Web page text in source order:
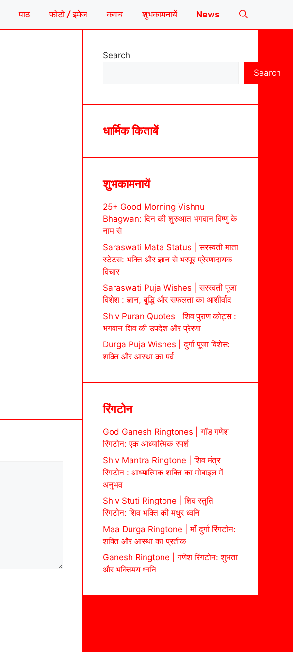
पाठ फोटो / इमेज कवच शुभकामनायें News
Search
Search
धार्मिक किताबें
शुभकामनायें
25+ Good Morning Vishnu
Bhagwan: दिन की शुरुआत भगवान विष्णु के
नाम से
Saraswati Mata Status | सरस्वती माता
स्टेटस: भक्ति और ज्ञान से भरपूर प्रेरणादायक
विचार
Saraswati Puja Wishes | सरस्वती पूजा
विशेश : ज्ञान, बुद्धि और सफलता का आशीर्वाद
Shiv Puran Quotes | शिव पुराण कोट्स :
भगवान शिव की उपदेश और प्रेरणा
Durga Puja Wishes | दुर्गा पूजा विशेस:
शक्ति और आस्था का पर्व
रिंगटोन
God Ganesh Ringtones | गॉड गणेश
रिंगटोन: एक आध्यात्मिक स्पर्श
Shiv Mantra Ringtone | शिव मंत्र
रिंगटोन : आध्यात्मिक शक्ति का मोबाइल में
अनुभव
Shiv Stuti Ringtone | शिव स्तुति
रिंगटोन: शिव भक्ति की मधुर ध्वनि
Maa Durga Ringtone | माँ दुर्गा रिंगटोन:
शक्ति और आस्था का प्रतीक
Ganesh Ringtone | गणेश रिंगटोन: शुभता
और भक्तिमय ध्वनि